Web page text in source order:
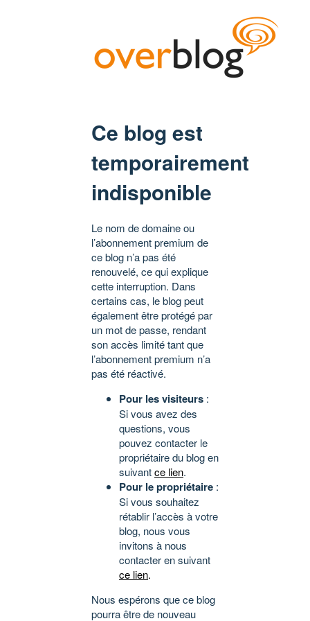
Ce blog est
temporairement
indisponible
Le nom de domaine ou
l’abonnement premium de
ce blog n’a pas été
renouvelé, ce qui explique
cette interruption. Dans
certains cas, le blog peut
également être protégé par
un mot de passe, rendant
son accès limité tant que
l’abonnement premium n’a
pas été réactivé.
Pour les visiteurs :
Si vous avez des
questions, vous
pouvez contacter le
propriétaire du blog en
suivantce lien.
Pour le propriétaire :
Si vous souhaitez
rétablir l’accès à votre
blog, nous vous
invitons à nous
contacter en suivant
ce lien.
Nous espérons que ce blog
pourra être de nouveau